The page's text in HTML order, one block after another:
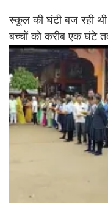
स्कूल की घंटी बज रही
बच्चों को करीब एक घंटे